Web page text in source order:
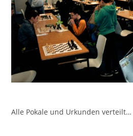
Alle Pokale und Urkunden verteilt…